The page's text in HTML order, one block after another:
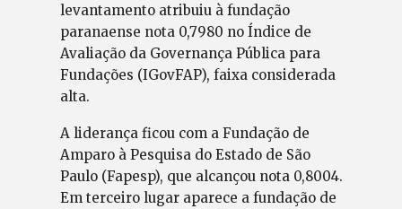
levantamento atribuiu à fundação
paranaense nota 0,7980 no Índice de
Avaliação da Governança Pública para
Fundações (IGovFAP), faixa considerada
alta.
A liderança ficou com a Fundação de
Amparo à Pesquisa do Estado de São
Paulo (Fapesp), que alcançou nota 0,8004.
Em terceiro lugar aparece a fundação de